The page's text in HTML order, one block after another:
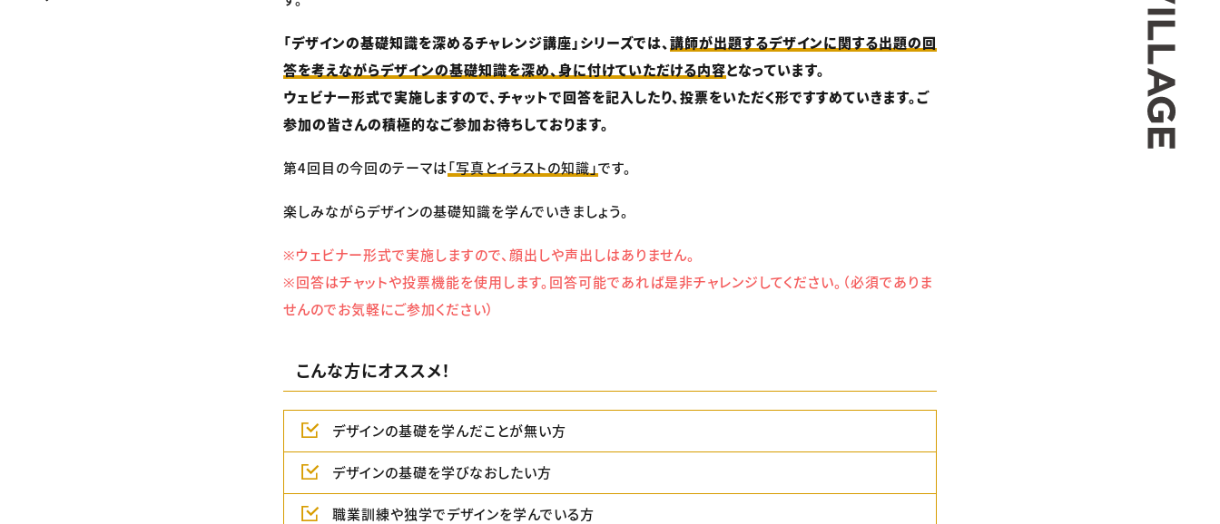
「デザインの基礎知識を深めるチャレンジ講座」シリーズでは、講師が出題するデザインに関する出題の回
答を考えながらデザインの基礎知識を深め、身に付けていただける内容となっています。
ウェビナー形式で実施しますので、チャットで回答を記入したり、投票をいただく形ですすめていきます。ご
参加の皆さんの積極的なご参加お待ちしております。
第4回目の今回のテーマは「写真とイラストの知識」です。
楽しみながらデザインの基礎知識を学んでいきましょう。
※ウェビナー形式で実施しますので、顔出しや声出しはありません。
※回答はチャットや投票機能を使用します。回答可能であれば是非チャレンジしてください。（必須でありま
せんのでお気軽にご参加ください）
こんな方にオススメ！
デザインの基礎を学んだことが無い方
デザインの基礎を学びなおしたい方
職業訓練や独学でデザインを学んでいる方